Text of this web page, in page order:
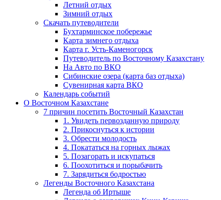
Летний отдых
Зимний отдых
Скачать путеводители
Бухтарминское побережье
Карта зимнего отдыха
Карта г. Усть-Каменогорск
Путеводитель по Восточному Казахстану
На Авто по ВКО
Сибинские озера (карта баз отдыха)
Сувенирная карта ВКО
Календарь событий
О Восточном Казахстане
7 причин посетить Восточный Казахстан
1. Увидеть первозданную природу
2. Прикоснуться к истории
3. Обрести молодость
4. Покататься на горных лыжах
5. Позагорать и искупаться
6. Поохотиться и порыбачить
7. Зарядиться бодростью
Легенды Восточного Казахстана
Легенда об Иртыше